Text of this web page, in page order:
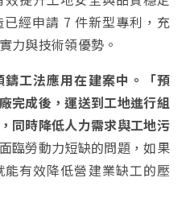
經申請 7 件新型專利，充
力與技術領優勢。
工法應用在建案中。「預
完成後，運送到工地進行組
同時降低人力需求與工地污
臨勞動力短缺的問題，如果
有效降低營建業缺工的壓